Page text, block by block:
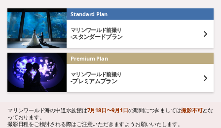
Standard Plan
マリンワールド前撮り
-スタンダードプラン
Premium Plan
マリンワールド前撮り
-プレミアムプラン
マリンワールド海の中道水族館は7月18日〜9月1日の期間につきましては撮影不可とな
っております。
撮影日程をご検討される際はご注意いただきますようお願いいたします。